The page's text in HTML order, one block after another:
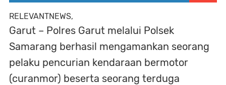
RELEVANTNEWS,
Garut – Polres Garut melalui Polsek
Samarang berhasil mengamankan seorang
pelaku pencurian kendaraan bermotor
(curanmor) beserta seorang terduga